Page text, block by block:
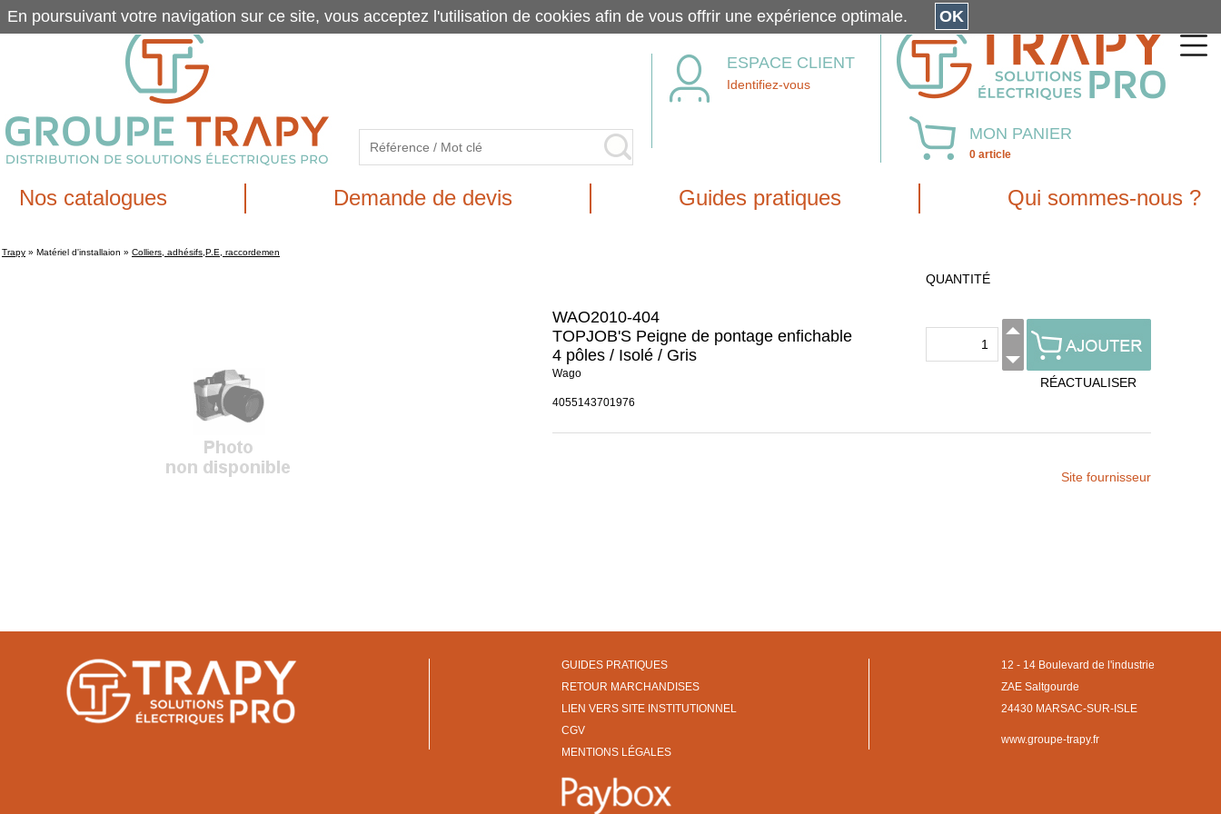
ESPACE CLIENT
Identifiez-vous
MON PANIER
0 article
Nos catalogues Demande de devis Guides pratiques Qui sommes-nous ?
Trapy » Matériel d'installaion » Colliers, adhésifs,P.E, raccordemen
WAO2010-404
TOPJOB'S Peigne de pontage enfichable
4 pôles / Isolé / Gris
Wago
4055143701976
QUANTITÉ
RÉACTUALISER
Site fournisseur
GUIDES PRATIQUES
RETOUR MARCHANDISES
LIEN VERS SITE INSTITUTIONNEL
CGV
MENTIONS LÉGALES
12 - 14 Boulevard de l'industrie
ZAE Saltgourde
24430 MARSAC-SUR-ISLE
www.groupe-trapy.fr
En poursuivant votre navigation sur ce site, vous acceptez l'utilisation de cookies afin de vous offrir une expérience optimale. OK